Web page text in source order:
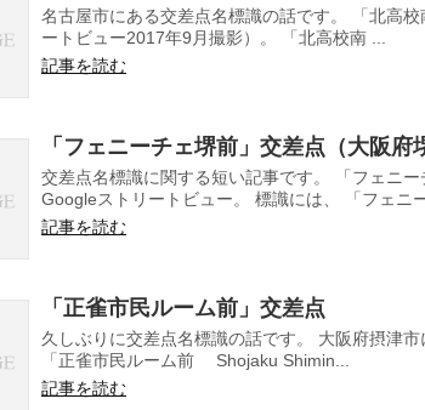
名古屋市にある交差点名標識の話です。 「北高
ートビュー2017年9月撮影）。 「北高校南 ...
記事を読む
「フェニーチェ堺前」交差点（大阪府
交差点名標識に関する短い記事です。 「フェニ
Googleストリートビュー。 標識には、 「フェニ
記事を読む
「正雀市民ルーム前」交差点
久しぶりに交差点名標識の話です。 大阪府摂津市
「正雀市民ルーム前 Shojaku Shimin...
記事を読む